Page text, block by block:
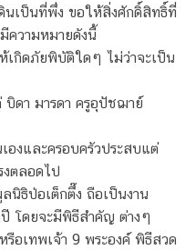
นเป็นที่พึ่ง ขอให้สิ่งศักดิ์สิทธิ์ที่
ความหมายดังนี้
กิดภัยพิบัติใดๆ ไม่ว่าจะเป็น
ดา มารดา ครูอุปัชฌาย์
งและครอบครัวประสบแต่
ตลอดไป
นิธิป่อเต็กตึ๊ง ถือเป็นงาน
โดยจะมีพิธีสำคัญ ต่างๆ
อเทพเจ้า 9 พระองค์ พิธีสวด